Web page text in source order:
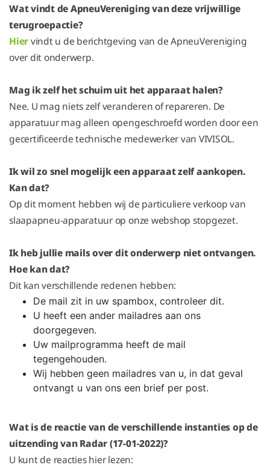
Wat vindt de ApneuVereniging van deze vrijwillige
terugroepactie?
Hiervindt u de berichtgeving van de ApneuVereniging
over dit onderwerp.
Mag ik zelf het schuim uit het apparaat halen?
Nee. U mag niets zelf veranderen of repareren. De
apparatuur mag alleen opengeschroefd worden door een
gecertificeerde technische medewerker van VIVISOL.
Ik wil zo snel mogelijk een apparaat zelf aankopen.
Kan dat?
Op dit moment hebben wij de particuliere verkoop van
slaapapneu-apparatuur op onze webshop stopgezet.
Ik heb jullie mails over dit onderwerp niet ontvangen.
Hoe kan dat?
Dit kan verschillende redenen hebben:
De mail zit in uw spambox, controleer dit.
U heeft een ander mailadres aan ons
doorgegeven.
Uw mailprogramma heeft de mail
tegengehouden.
Wij hebben geen mailadres van u, in dat geval
ontvangt u van ons een brief per post.
Wat is de reactie van de verschillende instanties op de
uitzending van Radar (17-01-2022)?
U kunt de reacties hier lezen: